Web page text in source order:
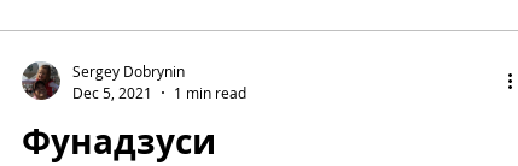
Фунадзуси
Sergey Dobrynin
Dec 5, 2021
1 min read